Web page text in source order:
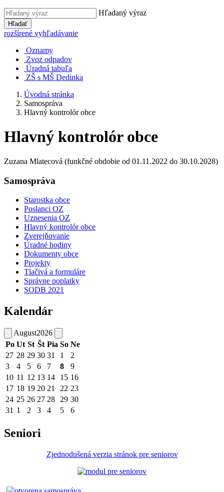
Hľadaný výraz
Hľadať
rozšírené vyhľadávanie
Oznamy
Zvoz odpadov
Úradná tabuľa
ZŠ s MŠ Dedinka
Úvodná stránka
Samospráva
Hlavný kontrolór obce
Hlavný kontrolór obce
Zuzana Mlatecová (funkčné obdobie od 01.11.2022 do 30.10.2028)
Samospráva
Starostka obce
Poslanci OZ
Uznesenia OZ
Hlavný kontrolór obce
Zverejňovanie
Úradné hodiny
Dokumenty obce
Projekty
Tlačivá a formuláre
Správne poplatky
SODB 2021
Kalendár
August2026
Po Ut St Št Pia So Ne
27 28 29 30 31 1
2
3
4 5 6 7 8
9
10 11 12 13 14 15 16
17 18 19 20 21 22 23
24 25 26 27 28 29 30
31 1 2 3 4 5 6
Seniori
Zjednodušená verzia stránok pre seniorov